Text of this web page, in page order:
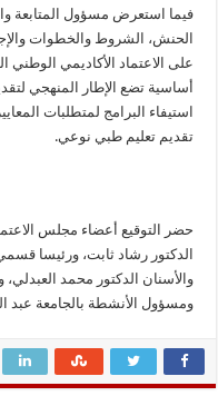
فيما استعرض مسؤول المتابعة
الحنش، الشروط والخطوات
على الاعتماد الأكاديمي الوطني
أساسية تضع الإطار المنهجي
استيفاء البرامج لمتطلبات
تقديم تعليم طبي نوعي.
حضر التوقيع أعضاء مجلس
الدكتور رشاد ثابت، ورئيسا
والأسنان الدكتور محمد العبدلي،
ومسؤول الأنشطة بالجامعة عبد